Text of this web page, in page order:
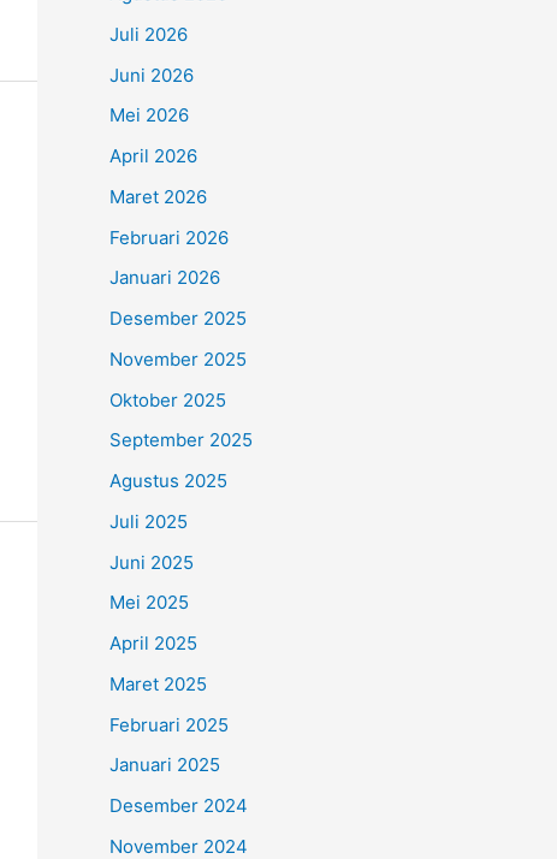
Juli 2026
Juni 2026
Mei 2026
April 2026
Maret 2026
Februari 2026
Januari 2026
Desember 2025
November 2025
Oktober 2025
September 2025
Agustus 2025
Juli 2025
Juni 2025
Mei 2025
April 2025
Maret 2025
Februari 2025
Januari 2025
Desember 2024
November 2024